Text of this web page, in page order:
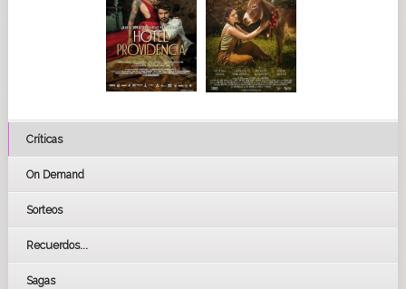
Críticas
On Demand
Sorteos
Recuerdos...
Sagas